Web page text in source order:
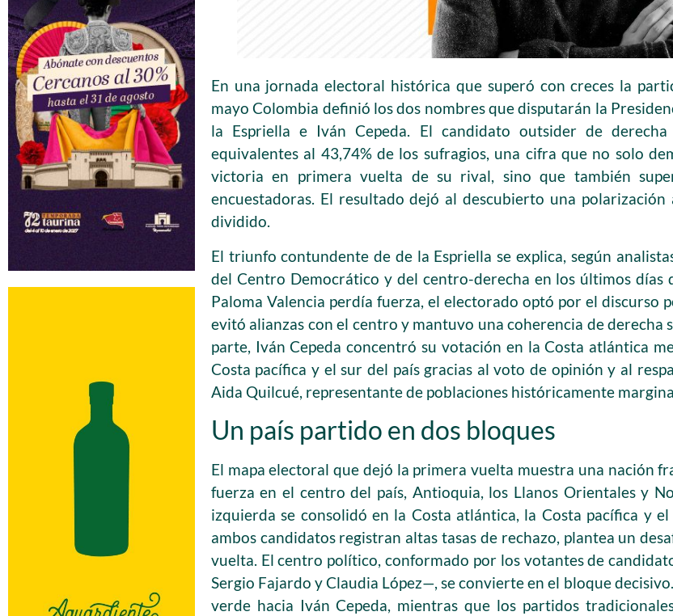
En una jornada electoral histórica que superó con creces la
mayo Colombia definió los dos nombres que disputarán la
la Espriella e Iván Cepeda. El candidato outsider de
equivalentes al 43,74% de los sufragios, una cifra que no solo
victoria en primera vuelta de su rival, sino que también
encuestadoras. El resultado dejó al descubierto una
dividido.
El triunfo contundente de de la Espriella se explica, según
del Centro Democrático y del centro-derecha en los últimos días
Paloma Valencia perdía fuerza, el electorado optó por el discurso
evitó alianzas con el centro y mantuvo una coherencia de derecha
parte, Iván Cepeda concentró su votación en la Costa atlántica
Costa pacífica y el sur del país gracias al voto de opinión y al
Aida Quilcué, representante de poblaciones históricamente
Un país partido en dos bloques
El mapa electoral que dejó la primera vuelta muestra una nación
fuerza en el centro del país, Antioquia, los Llanos Orientales y
izquierda se consolidó en la Costa atlántica, la Costa pacífica y
ambos candidatos registran altas tasas de rechazo, plantea un
vuelta. El centro político, conformado por los votantes de
Sergio Fajardo y Claudia López—, se convierte en el bloque
verde hacia Iván Cepeda, mientras que los partidos